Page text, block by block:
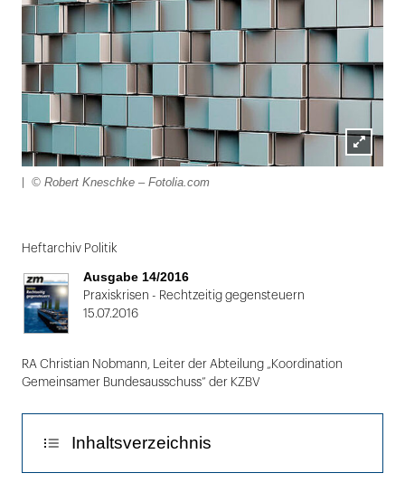
Lightbox
© Robert Kneschke – Fotolia.com
1
von
2:
Heftarchiv Politik
Ausgabe 14/2016
Praxiskrisen - Rechtzeitig gegensteuern
15.07.2016
RA Christian Nobmann, Leiter der Abteilung „Koordination
Gemeinsamer Bundesausschuss“ der KZBV
Inhaltsverzeichnis